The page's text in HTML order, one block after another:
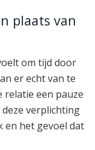
plaats van
om tijd door
er echt van te
relatie een pauze
verplichting
en het gevoel dat